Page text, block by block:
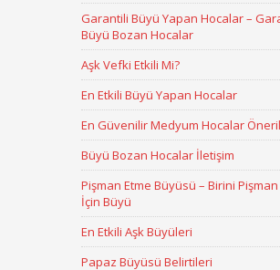
Garantili Büyü Yapan Hocalar –
Büyü Bozan Hocalar
Aşk Vefki Etkili Mi?
En Etkili Büyü Yapan Hocalar
En Güvenilir Medyum Hocalar
Büyü Bozan Hocalar İletişim
Pişman Etme Büyüsü – Birini
İçin Büyü
En Etkili Aşk Büyüleri
Papaz Büyüsü Belirtileri